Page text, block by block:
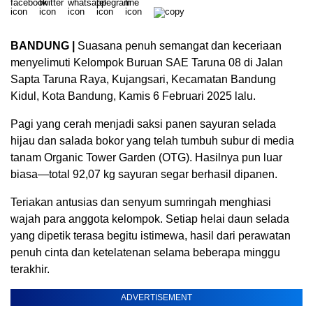
BANDUNG | Suasana penuh semangat dan keceriaan
menyelimuti Kelompok Buruan SAE Taruna 08 di Jalan
Sapta Taruna Raya, Kujangsari, Kecamatan Bandung
Kidul, Kota Bandung, Kamis 6 Februari 2025 lalu.
Pagi yang cerah menjadi saksi panen sayuran selada
hijau dan salada bokor yang telah tumbuh subur di media
tanam Organic Tower Garden (OTG). Hasilnya pun luar
biasa—total 92,07 kg sayuran segar berhasil dipanen.
Teriakan antusias dan senyum sumringah menghiasi
wajah para anggota kelompok. Setiap helai daun selada
yang dipetik terasa begitu istimewa, hasil dari perawatan
penuh cinta dan ketelatenan selama beberapa minggu
terakhir.
ADVERTISEMENT